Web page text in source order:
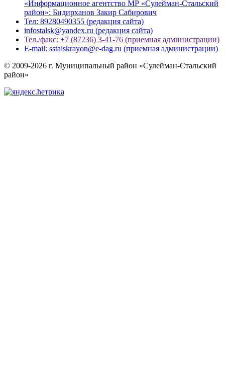
«Информационное агентство МР «Сулейман-Стальский
район»: Бидирханов Закир Сабирович
Тел: 89280490355 (редакция сайта)
infostalsk@yandex.ru (редакция сайта)
Тел./факс: +7 (87236) 3-41-76 (приемная администрации)
E-mail: sstalskrayon@e-dag.ru (приемная администрации)
© 2009-2026 г. Муниципальный район «Сулейман-Стальский
район»